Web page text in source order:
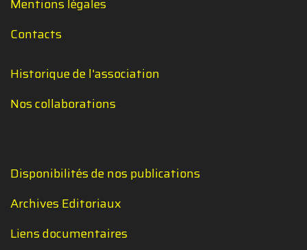
Contacts
Historique de l'association
Nos collaborations
Disponibilités de nos publications
Archives Editoriaux
Liens documentaires